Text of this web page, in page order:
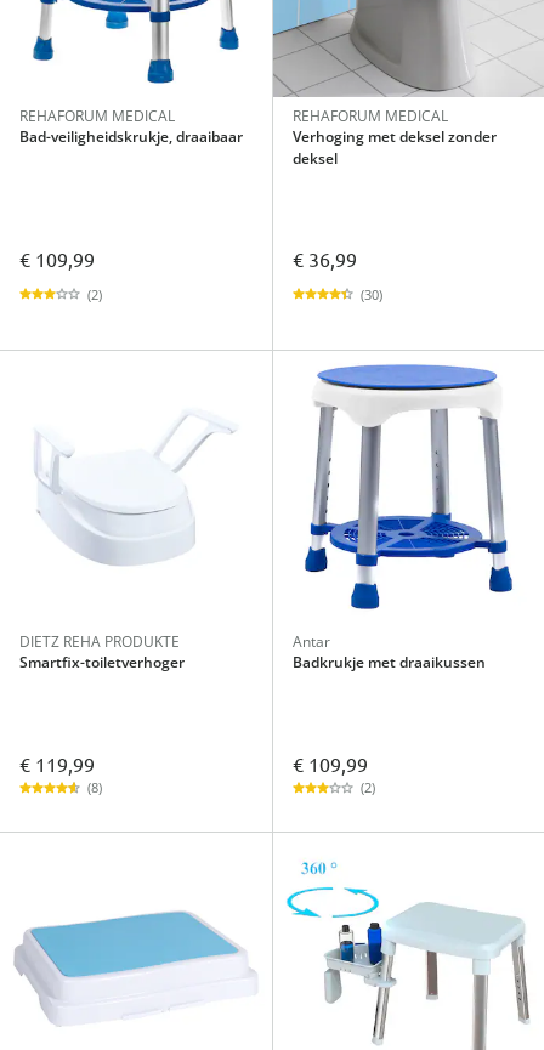
REHAFORUM MEDICAL
Bad-veiligheidskrukje, draaibaar
€ 109,99
(2)
REHAFORUM MEDICAL
Verhoging met deksel zonder
deksel
€ 36,99
(30)
DIETZ REHA PRODUKTE
Smartfix-toiletverhoger
€ 119,99
(8)
Antar
Badkrukje met draaikussen
€ 109,99
(2)